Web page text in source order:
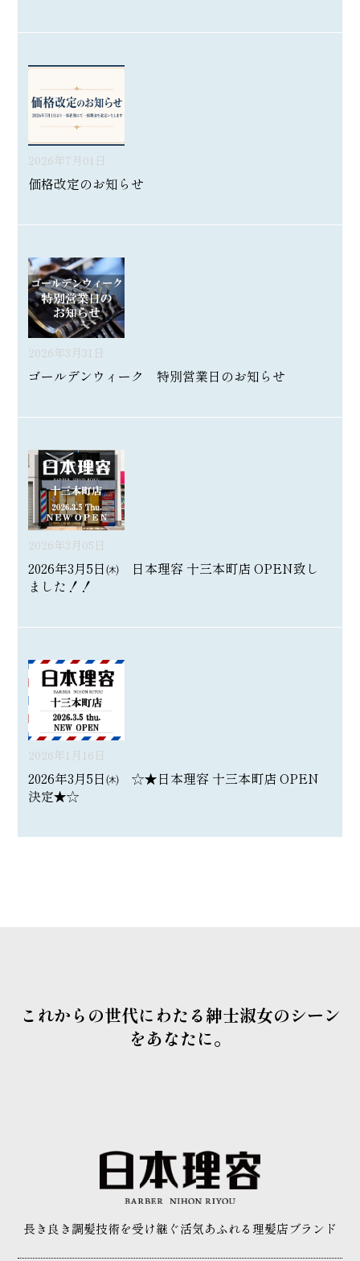
2026年7月01日
価格改定のお知らせ
2026年3月31日
ゴールデンウィーク 特別営業日のお知らせ
2026年3月05日
2026年3月5日㈭ 日本理容 十三本町店 OPEN致し
ました！！
2026年1月16日
2026年3月5日㈭ ☆★日本理容 十三本町店 OPEN
決定★☆
これからの世代にわたる紳士淑女のシーン
をあなたに。
長き良き調髪技術を受け継ぐ活気あふれる理髪店ブランド